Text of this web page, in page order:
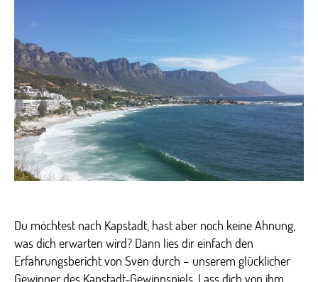
Du möchtest nach Kapstadt, hast aber noch keine Ahnung,
was dich erwarten wird? Dann lies dir einfach den
Erfahrungsbericht von Sven durch – unserem glücklicher